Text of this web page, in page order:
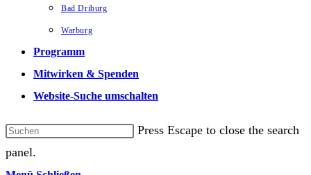
Bad Driburg
Warburg
Programm
Mitwirken & Spenden
Website-Suche umschalten
Press Escape to close the search
panel.